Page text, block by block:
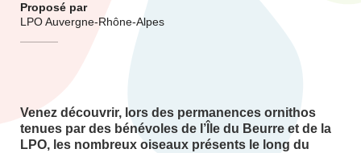
Proposé par
LPO Auvergne-Rhône-Alpes
Venez découvrir, lors des permanences ornithos
tenues par des bénévoles de l’Île du Beurre et de la
LPO, les nombreux oiseaux présents le long du